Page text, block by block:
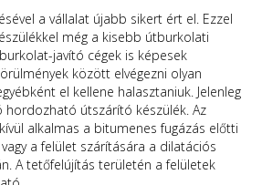
a vállalat újabb sikert ért el. Ezzel
még a kisebb útburkolati
javító cégek is képesek
között elvégezni olyan
el kellene halasztaniuk. Jelenleg
hordozható útszárító készülék. Az
alkalmas a bitumenes fugázás előtti
a felület szárítására a dilatációs
A tetőfelújítás területén a felületek